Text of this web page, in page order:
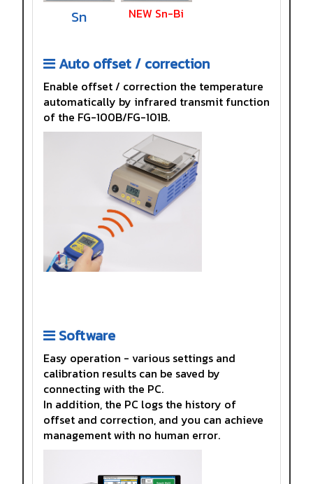
Sn NEW Sn-Bi
Auto offset / correction
Enable offset / correction the temperature
automatically by infrared transmit function
of the FG-100B/FG-101B.
Software
Easy operation - various settings and
calibration results can be saved by
connecting with the PC.
In addition, the PC logs the history of
offset and correction, and you can achieve
management with no human error.